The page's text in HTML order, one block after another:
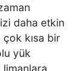
KADIN
SINIR
daha etkin
kısa bir
yük
limanlara